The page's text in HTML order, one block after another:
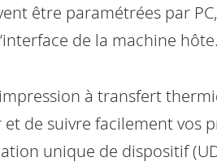
DES FILMS
être paramétrées par
de la machine hôte.
à transfert
de suivre facilement vos
unique de dispositif